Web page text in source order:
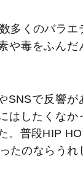
多くのバラエ
や毒をふんだ
SNSで反響が
はしたくなか
。普段HIP
たのならうれ